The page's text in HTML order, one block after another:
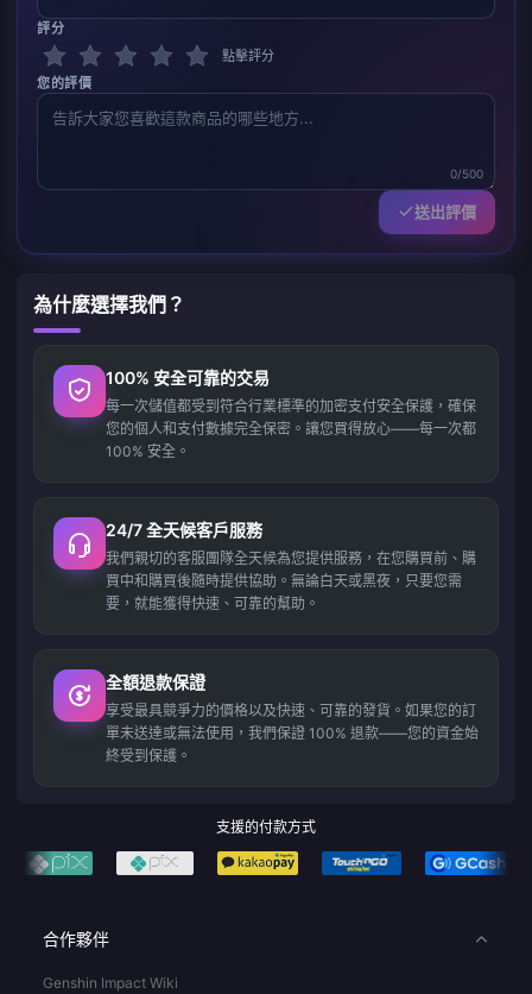
評分
點擊評分
您的評價
0/500
送出評價
為什麼選擇我們？
100% 安全可靠的交易
每一次儲值都受到符合行業標準的加密支付安全保護，確保
您的個人和支付數據完全保密。讓您買得放心——每一次都
100% 安全。
24/7 全天候客戶服務
我們親切的客服團隊全天候為您提供服務，在您購買前、購
買中和購買後隨時提供協助。無論白天或黑夜，只要您需
要，就能獲得快速、可靠的幫助。
全額退款保證
享受最具競爭力的價格以及快速、可靠的發貨。如果您的訂
單未送達或無法使用，我們保證 100% 退款——您的資金始
終受到保護。
支援的付款方式
合作夥伴
Genshin Impact Wiki